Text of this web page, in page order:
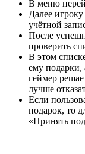
В меню
Далее
учётной
После
проверить
В этом
ему подарки,
геймер
лучше
Если
подарок, то
«Принять